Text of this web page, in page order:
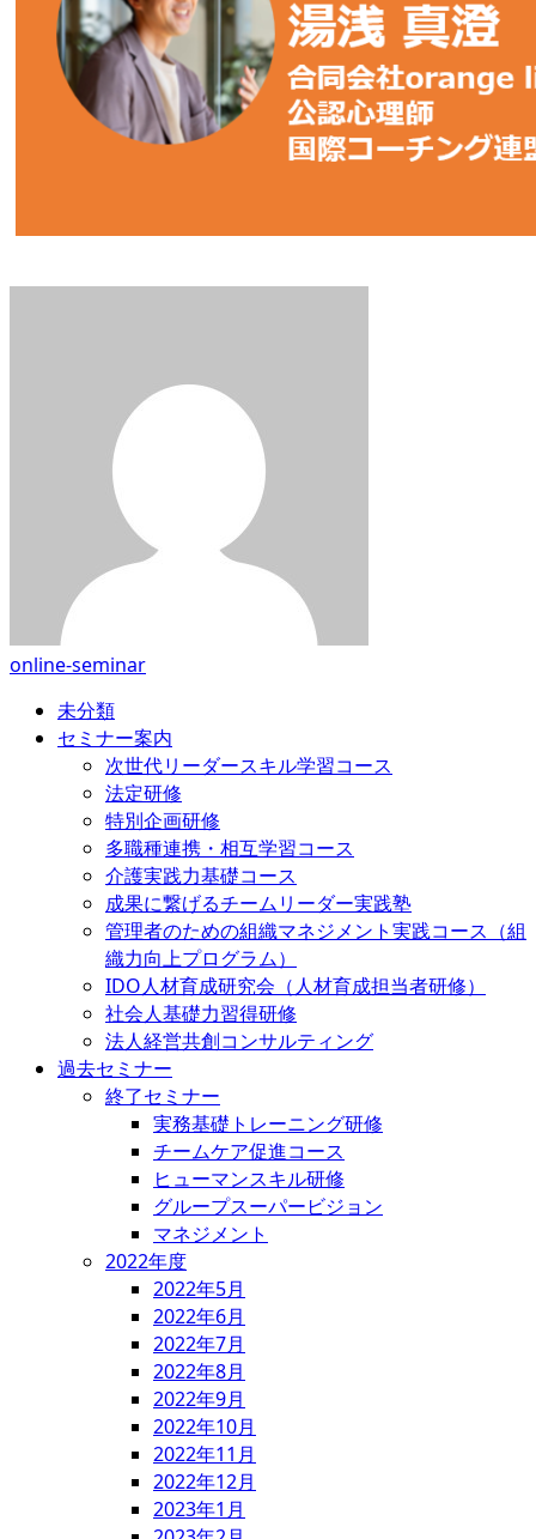
online-seminar
未分類
セミナー案内
次世代リーダースキル学習コース
法定研修
特別企画研修
多職種連携・相互学習コース
介護実践力基礎コース
成果に繋げるチームリーダー実践塾
管理者のための組織マネジメント実践コース（組
織力向上プログラム）
IDO人材育成研究会（人材育成担当者研修）
社会人基礎力習得研修
法人経営共創コンサルティング
過去セミナー
終了セミナー
実務基礎トレーニング研修
チームケア促進コース
ヒューマンスキル研修
グループスーパービジョン
マネジメント
2022年度
2022年5月
2022年6月
2022年7月
2022年8月
2022年9月
2022年10月
2022年11月
2022年12月
2023年1月